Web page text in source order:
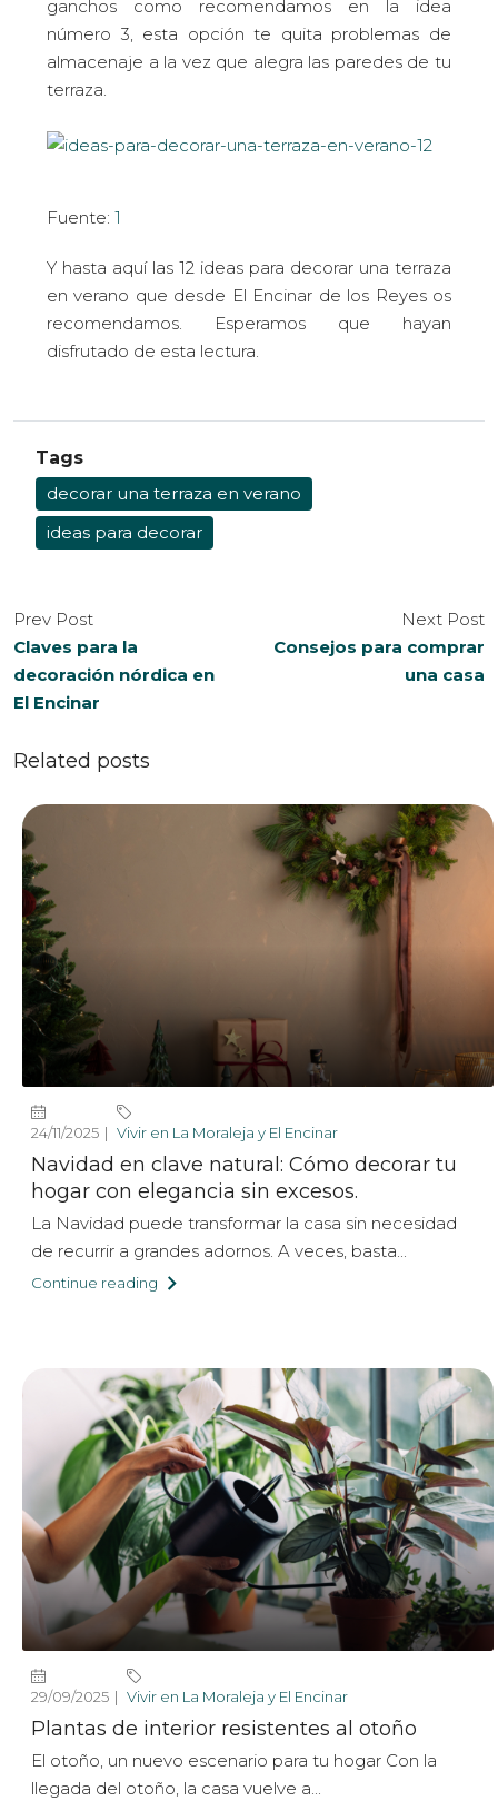
ganchos como recomendamos en la idea
número 3, esta opción te quita problemas de
almacenaje a la vez que alegra las paredes de tu
terraza.
Fuente: 1
Y hasta aquí las 12 ideas para decorar una terraza
en verano que desde El Encinar de los Reyes os
recomendamos. Esperamos que hayan
disfrutado de esta lectura.
Tags
decorar una terraza en verano
ideas para decorar
Prev Post
Claves para la
decoración nórdica en
El Encinar
Next Post
Consejos para comprar
una casa
Related posts
24/11/2025 Vivir en La Moraleja y El Encinar
Navidad en clave natural: Cómo decorar tu
hogar con elegancia sin excesos.
La Navidad puede transformar la casa sin necesidad
de recurrir a grandes adornos. A veces, basta...
Continue reading
29/09/2025 Vivir en La Moraleja y El Encinar
Plantas de interior resistentes al otoño
El otoño, un nuevo escenario para tu hogar Con la
llegada del otoño, la casa vuelve a...